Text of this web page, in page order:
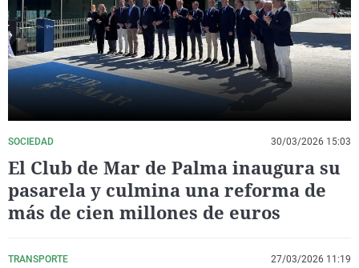
La rosa de los vientos
Gente viajera
Como el perro y el
Caso
Retornados
Equipo de
Operación Viuda
Extremadura
Galicia
La Rioja
Navarra
País Vasco
Virales
Televisión
Elecciones
SOCIEDAD 30/03/2026 15:03
El Club de Mar de Palma inaugura su
pasarela y culmina una reforma de
más de cien millones de euros
TRANSPORTE 27/03/2026 11:19